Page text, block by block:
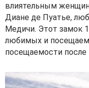
влиятельным
Диане де Пуатье,
Медичи. Этот замок
любимых и
посещаемости после